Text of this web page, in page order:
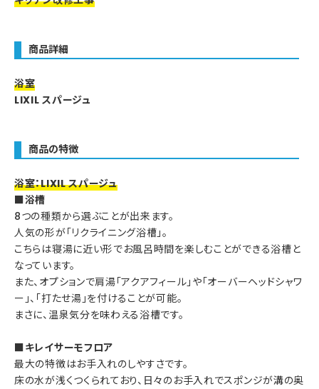
商品詳細
浴室
LIXIL スパージュ
商品の特徴
浴室：LIXIL スパージュ
■浴槽
8つの種類から選ぶことが出来ます。
人気の形が「リクライニング浴槽」。
こちらは寝湯に近い形でお風呂時間を楽しむことができる浴槽と
なっています。
また、オプションで肩湯「アクアフィール」や「オーバーヘッドシャワ
ー」、「打たせ湯」を付けることが可能。
まさに、温泉気分を味わえる浴槽です。
■キレイサーモフロア
最大の特徴はお手入れのしやすさです。
床の水が浅くつくられており、日々のお手入れでスポンジが溝の奥